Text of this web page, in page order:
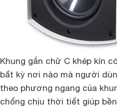
Khung gắn chữ C khép kín
bất kỳ nơi nào mà người
theo phương ngang của
chống chịu thời tiết giúp